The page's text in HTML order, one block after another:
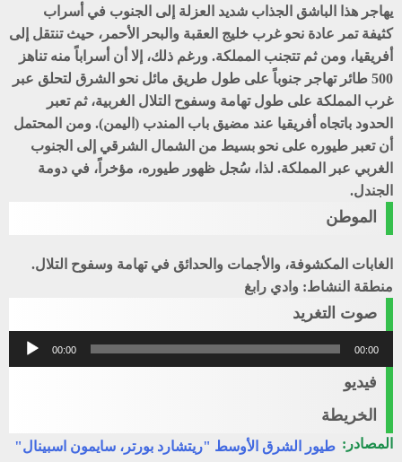
يهاجر هذا الباشق الجذاب شديد العزلة إلى الجنوب في أسراب
كثيفة تمر عادة نحو غرب خليج العقبة والبحر الأحمر، حيث تنتقل إلى
أفريقيا، ومن ثم تتجنب المملكة. ورغم ذلك، إلا أن أسراباً منه تناهز
500 طائر تهاجر جنوباً على طول طريق مائل نحو الشرق لتحلق عبر
غرب المملكة على طول تهامة وسفوح التلال الغربية، ثم تعبر
الحدود باتجاه أفريقيا عند مضيق باب المندب (اليمن). ومن المحتمل
أن تعبر طيوره على نحو بسيط من الشمال الشرقي إلى الجنوب
الغربي عبر المملكة. لذا، سُجل ظهور طيوره، مؤخراً، في دومة
الجندل.
الموطن
الغابات المكشوفة، والأجمات والحدائق في تهامة وسفوح التلال.
منطقة النشاط: وادي رابغ
صوت التغريد
مشغل
الصوت
00:00 00:00
فيديو
الخريطة
المصادر: طيور الشرق الأوسط "ريتشارد بورتر، سايمون اسبينال"